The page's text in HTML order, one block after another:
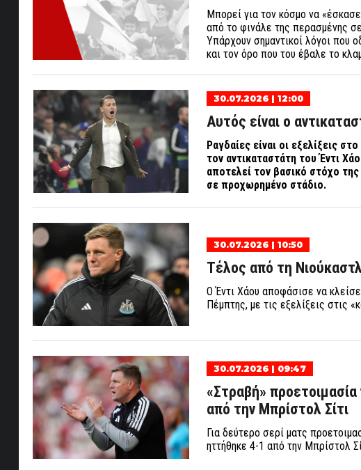
Μπορεί για τον κόσμο να
από το φινάλε της περασμένης
Υπάρχουν σημαντικοί λόγοι που
και τον όρο που του έβαλε το
30.07.2026 | 12:00
Αυτός είναι ο
Ραγδαίες είναι οι εξελίξεις
τον αντικαταστάτη του Έντι
αποτελεί τον βασικό στόχο
σε προχωρημένο στάδιο.
30.07.2026 | 10:50
Τέλος από τη
Ο Έντι Χάου αποφάσισε να
Πέμπτης, με τις εξελίξεις στις
30.07.2026 | 09:47
«Στραβή»
από την Μπρίστολ Σίτι
Για δεύτερο σερί ματς
ηττήθηκε 4-1 από την Μπρίστολ